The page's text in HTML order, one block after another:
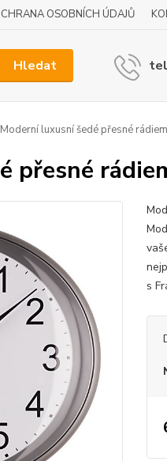
OSOBNÍCH ÚDAJŮ
Hledat
Moderní luxusní šedé přesné
přesné
s